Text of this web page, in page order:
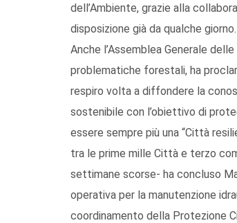
dell’Ambiente, grazie alla
disposizione già da qualche giorno.
Anche l’Assemblea Generale
problematiche forestali, ha
respiro volta a diffondere la
sostenibile con l’obiettivo di
essere sempre più una “Città
tra le prime mille Città e terzo
settimane scorse- ha concluso
operativa per la manutenzione
coordinamento della Protezione